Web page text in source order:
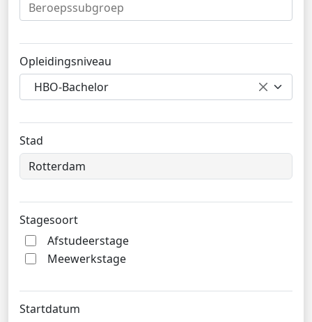
Opleidingsniveau
HBO-Bachelor
Stad
Stagesoort
Afstudeerstage
Meewerkstage
Startdatum